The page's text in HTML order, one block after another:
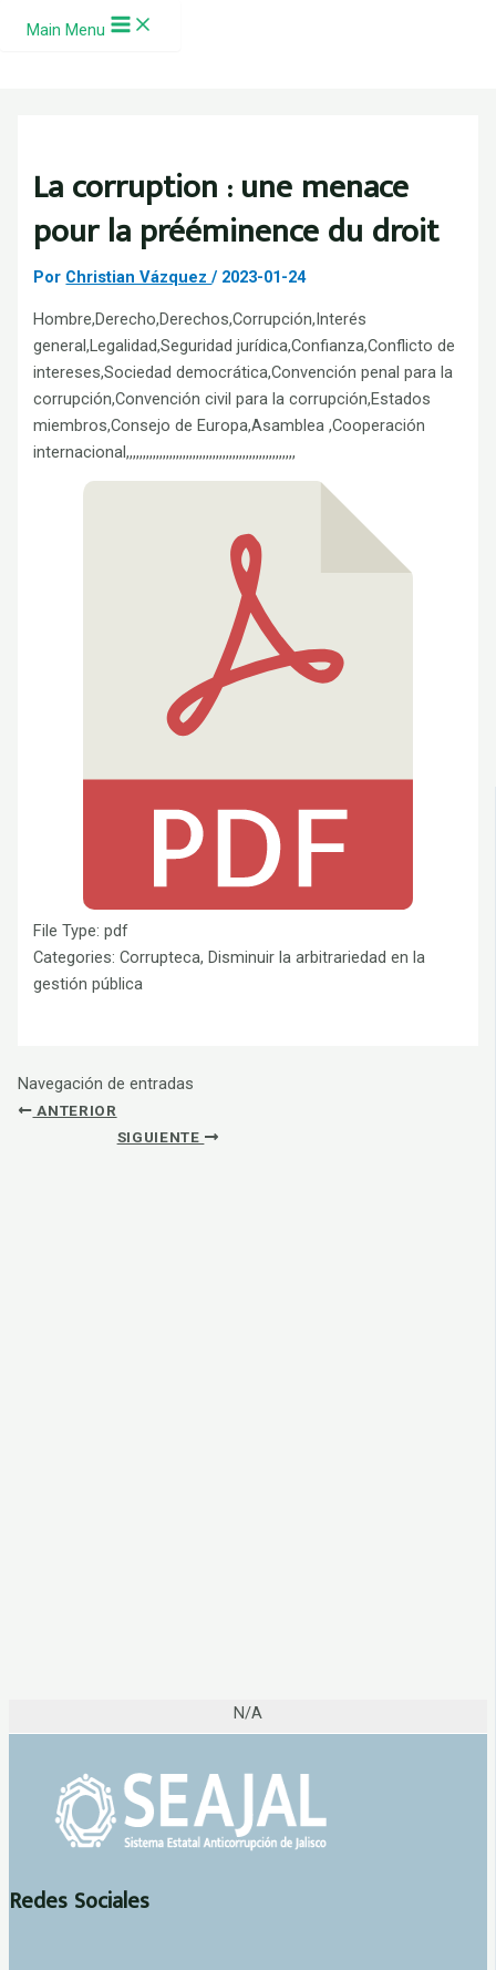
Ir al contenido
Main Menu
La corruption : une menace
pour la prééminence du droit
Por Christian Vázquez/ 2023-01-24
Hombre,Derecho,Derechos,Corrupción,Interés
general,Legalidad,Seguridad jurídica,Confianza,Conflicto de
intereses,Sociedad democrática,Convención penal para la
corrupción,Convención civil para la corrupción,Estados
miembros,Consejo de Europa,Asamblea ,Cooperación
internacional,,,,,,,,,,,,,,,,,,,,,,,,,,,,,,,,,,,,,,,,,,,,,,,,,,,
File Type:pdf
Categories:Corrupteca, Disminuir la arbitrariedad en la
gestión pública
Navegación de entradas
ANTERIOR
SIGUIENTE
N/A
Redes Sociales